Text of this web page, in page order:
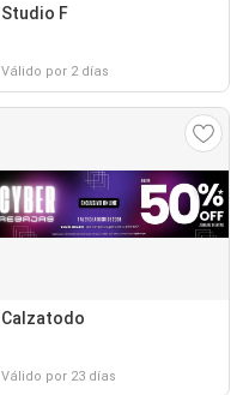
Studio F
Válido por 2 días
Calzatodo
Válido por 23 días